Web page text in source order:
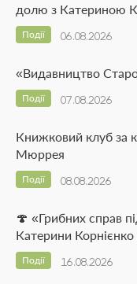
долю з Катериною
06.08.2026
Події
«Видавництво
07.08.2026
Події
Книжковий клуб за
Мюррея
08.08.2026
Події
🍄 «Грибних справ
Катерини Корнієнко
16.08.2026
Події